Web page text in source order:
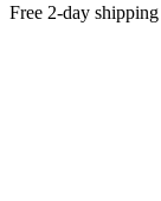
Free 2-day